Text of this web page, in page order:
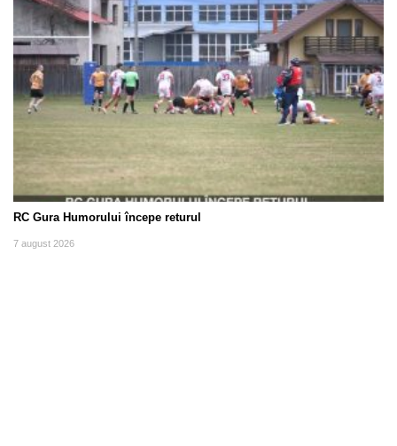
RC Gura Humorului începe returul
7 august 2026